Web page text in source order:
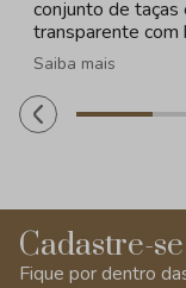
conjunto de taças
transparente com
peças - 330ml
Saiba mais
Cadastre-se
Fique por dentro